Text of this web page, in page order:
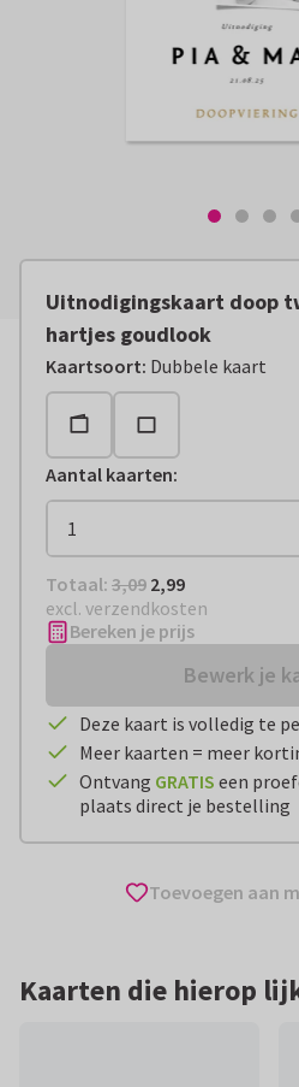
Uitnodigingskaart doop
hartjes goudlook
Kaartsoort: Dubbele kaart
Aantal kaarten:
Totaal: € 2,99
Totaal: 3,09 2,99
excl. verzendkosten
Bereken je prijs
Bewerk je
Deze kaart is volledig te
Meer kaarten = meer
Ontvang GRATIS een
plaats direct je bestelling
Toevoegen aan
Kaarten die hierop